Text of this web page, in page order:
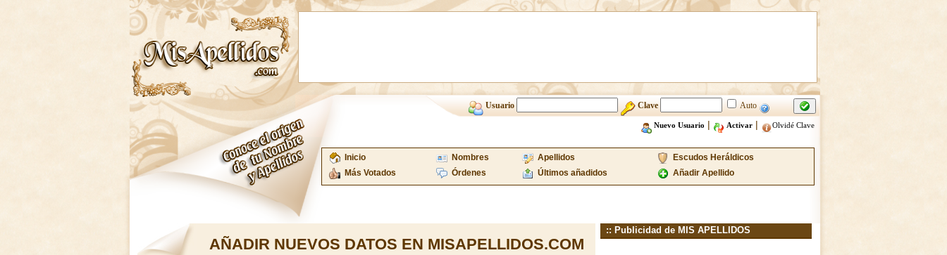
Usuario Clave Auto
Nuevo Usuario | Activar| Olvidé Clave
Inicio Nombres Apellidos
Escudos Heráldicos
Más Votados
Órdenes Últimos añadidos Añadir Apellido
AÑADIR NUEVOS DATOS EN MISAPELLIDOS.COM
:: Publicidad de MIS APELLIDOS